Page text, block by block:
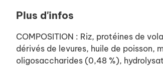
Plus d'infos
COMPOSITION : Riz, protéines de
dérivés de levures, huile de
oligosaccharides (0,48 %),